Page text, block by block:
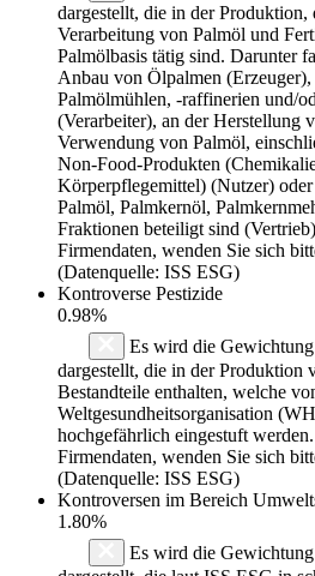
dargestellt, die in der Produktion,
Verarbeitung von Palmöl und
Palmölbasis tätig sind. Darunter
Anbau von Ölpalmen
Palmölmühlen, -raffinerien und/
(Verarbeiter), an der Herstellung
Verwendung von Palmöl,
Non-Food-Produkten
Körperpflegemittel) (Nutzer)
Palmöl, Palmkernöl,
Fraktionen beteiligt sind
Firmendaten, wenden Sie sich
(Datenquelle: ISS ESG)
Kontroverse Pestizide
0.98%
Es wird die
dargestellt, die in der Produktion
Bestandteile enthalten, welche
Weltgesundheitsorganisation
hochgefährlich eingestuft
Firmendaten, wenden Sie sich
(Datenquelle: ISS ESG)
Kontroversen im Bereich
1.80%
Es wird die